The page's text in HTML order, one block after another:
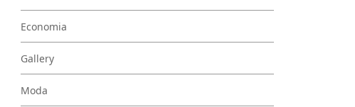
Economia
Gallery
Moda